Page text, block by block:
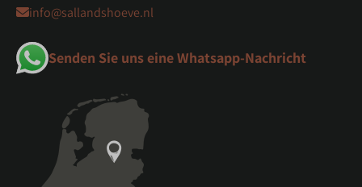
info@sallandshoeve.nl
Senden Sie uns eine Whatsapp-Nachricht